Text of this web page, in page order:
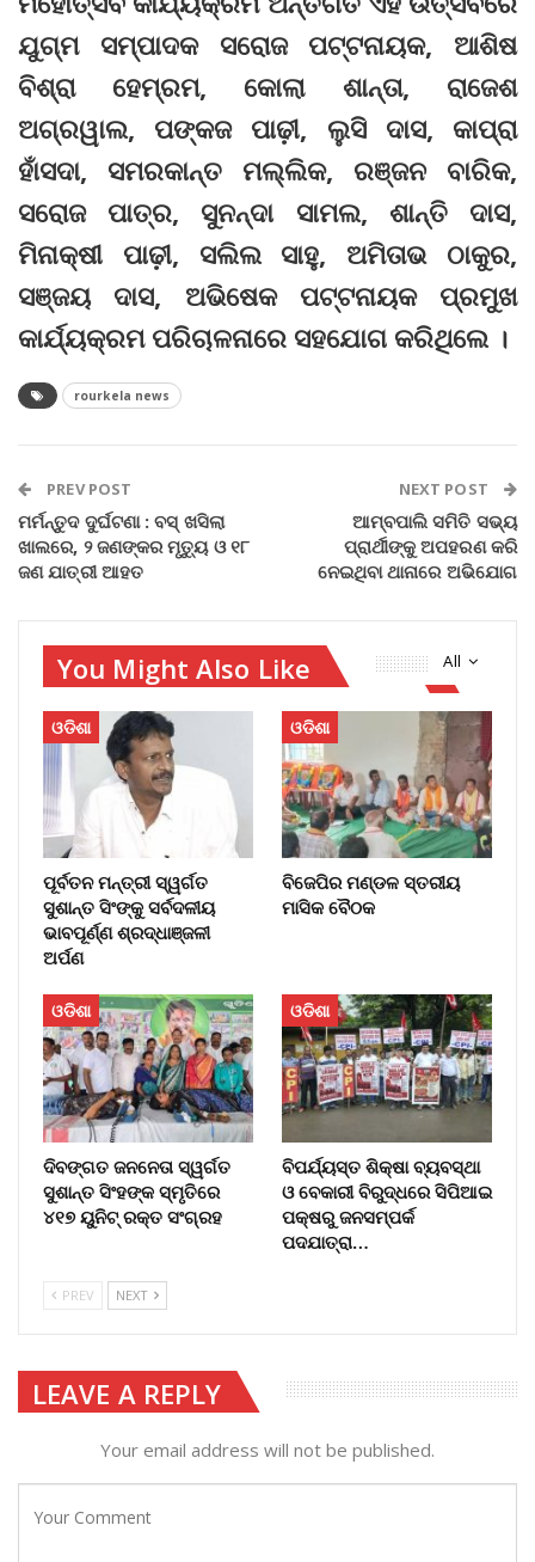
ଯୁଗ୍ମ ସମ୍ପାଦକ ସରୋଜ ପଟ୍ଟନାୟକ, ଆଶିଷ
ବିଶ୍ରା ହେମ୍ରମ, କୋଲା ଶାନ୍ତା, ରାଜେଶ
ଅଗ୍ରୱାଲ, ପଙ୍କଜ ପାଢ଼ୀ, ଲୁସି ଦାସ, କାପ୍ରା
ହାଁସଦା, ସମରକାନ୍ତ ମଲ୍ଲିକ, ରଞ୍ଜନ ବାରିକ,
ସରୋଜ ପାତ୍ର, ସୁନନ୍ଦା ସାମଲ, ଶାନ୍ତି ଦାସ,
ମିନାକ୍ଷୀ ପାଢ଼ୀ, ସଲିଲ ସାହୁ, ଅମିତାଭ ଠାକୁର,
ସଞ୍ଜୟ ଦାସ, ଅଭିଷେକ ପଟ୍ଟନାୟକ ପ୍ରମୁଖ
କାର୍ଯ୍ୟକ୍ରମ ପରିଚାଳନାରେ ସହଯୋଗ କରିଥିଲେ ।
rourkela news
PREV POST
ମର୍ମନ୍ତୁଦ ଦୁର୍ଘଟଣା : ବସ୍‌ ଖସିଲା
ଖାଲରେ, ୨ ଜଣଙ୍କର ମୃତ୍ୟୁ ଓ ୧୮
ଜଣ ଯାତ୍ରୀ ଆହତ
NEXT POST
ଆମ୍ବପାଲି ସମିତି ସଭ୍ୟ
ପ୍ରାର୍ଥୀଙ୍କୁ ଅପହରଣ କରି
ନେଇଥିବା ଥାନାରେ ଅଭିଯୋଗ
All
You Might Also Like
ଓଡିଶା
ପୂର୍ବତନ ମନ୍ତ୍ରୀ ସ୍ୱର୍ଗତ
ସୁଶାନ୍ତ ସିଂଙ୍କୁ ସର୍ବଦଳୀୟ
ଭାବପୂର୍ଣ୍ଣ ଶ୍ରଦ୍ଧାଞ୍ଜଳୀ
ଅର୍ପଣ
ଓଡିଶା
ବିଜେପିର ମଣ୍ଡଳ ସ୍ତରୀୟ
ମାସିକ ବୈଠକ
ଓଡିଶା
ଦିବଙ୍ଗତ ଜନନେତା ସ୍ୱର୍ଗତ
ସୁଶାନ୍ତ ସିଂହଙ୍କ ସ୍ମୃତିରେ
୪୧୭ ୟୁନିଟ୍ ରକ୍ତ ସଂଗ୍ରହ
ଓଡିଶା
ବିପର୍ଯ୍ୟସ୍ତ ଶିକ୍ଷା ବ୍ୟବସ୍ଥା
ଓ ବେକାରୀ ବିରୁଦ୍ଧରେ ସିପିଆଇ
ପକ୍ଷରୁ ଜନସମ୍ପର୍କ
ପଦଯାତ୍ରା…
PREV NEXT
LEAVE A REPLY
Your email address will not be published.